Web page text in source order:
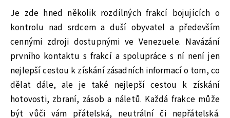
Je zde hned několik rozdílných frakcí bojujících o
kontrolu nad srdcem a duší obyvatel a především
cennými zdroji dostupnými ve Venezuele. Navázání
prvního kontaktu s frakcí a spolupráce s ní není jen
nejlepší cestou k získání zásadních informací o tom, co
dělat dále, ale je také nejlepší cestou k získání
hotovosti, zbraní, zásob a náletů. Každá frakce může
být vůči vám přátelská, neutrální či nepřátelská.